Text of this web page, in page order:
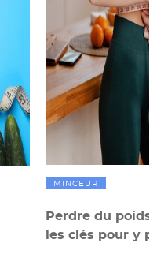
MINCEUR
Perdre du
les clés pour y